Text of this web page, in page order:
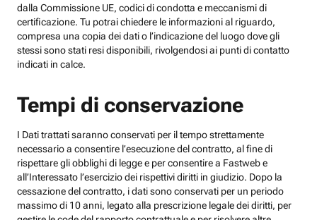
dalla Commissione UE, codici di condotta e meccanismi di
certificazione. Tu potrai chiedere le informazioni al riguardo,
compresa una copia dei dati o l’indicazione del luogo dove gli
stessi sono stati resi disponibili, rivolgendosi ai punti di contatto
indicati in calce.
Tempi di conservazione
I Dati trattati saranno conservati per il tempo strettamente
necessario a consentire l’esecuzione del contratto, al fine di
rispettare gli obblighi di legge e per consentire a Fastweb e
all’Interessato l’esercizio dei rispettivi diritti in giudizio. Dopo la
cessazione del contratto, i dati sono conservati per un periodo
massimo di 10 anni, legato alla prescrizione legale dei diritti, per